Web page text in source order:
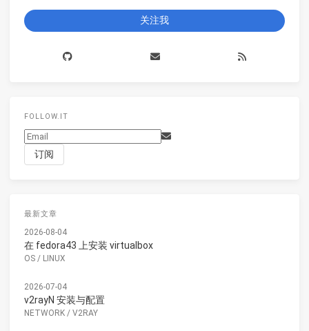
关注我
FOLLOW.IT
最新文章
2026-08-04
在 fedora43 上安装 virtualbox
OS / LINUX
2026-07-04
v2rayN 安装与配置
NETWORK / V2RAY